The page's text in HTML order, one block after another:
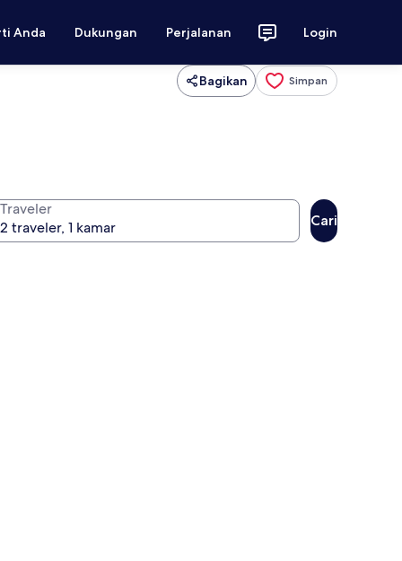
Anda Dukungan Perjalanan Login
Bagikan Simpan
Traveler
Cari